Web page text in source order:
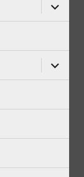
展
開
ニ
ュ
ー
開
サ
ブ
メ
ー
を
展
開
サ
ブ
メ
ー
開